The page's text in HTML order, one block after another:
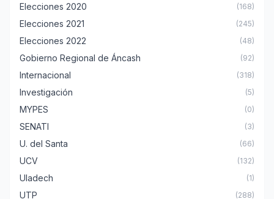
Elecciones 2020 (168)
Elecciones 2021 (245)
Elecciones 2022 (48)
Gobierno Regional de Áncash (92)
Internacional (318)
Investigación (5)
MYPES (0)
SENATI (3)
U. del Santa (66)
UCV (132)
Uladech (1)
UTP (288)